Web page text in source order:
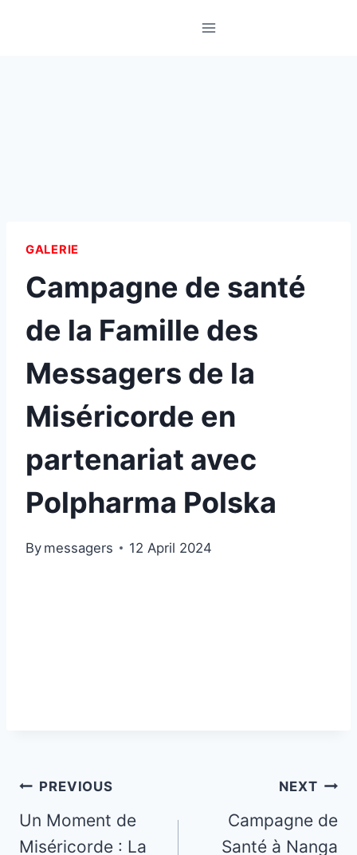
GALERIE
Campagne de santé
de la Famille des
Messagers de la
Miséricorde en
partenariat avec
Polpharma Polska
By messagers 12 April 2024
Post
navigation
PREVIOUS
Un Moment de
Miséricorde : La
NEXT
Campagne de
Santé à Nanga